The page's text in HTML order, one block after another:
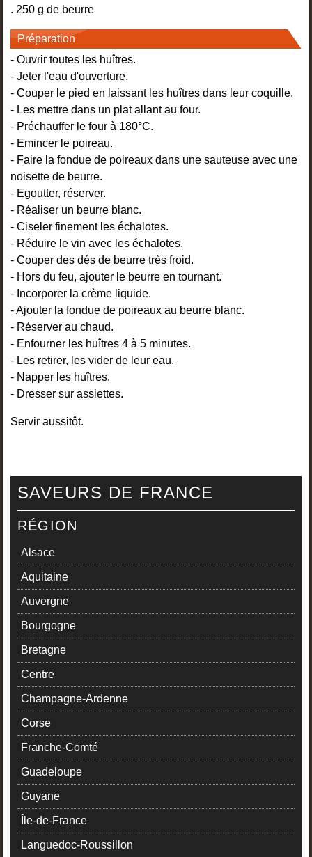
. 250 g de beurre
Préparation
- Ouvrir toutes les huîtres.
- Jeter l'eau d'ouverture.
- Couper le pied en laissant les huîtres dans leur coquille.
- Les mettre dans un plat allant au four.
- Préchauffer le four à 180°C.
- Emincer le poireau.
- Faire la fondue de poireaux dans une sauteuse avec une
noisette de beurre.
- Egoutter, réserver.
- Réaliser un beurre blanc.
- Ciseler finement les échalotes.
- Réduire le vin avec les échalotes.
- Couper des dés de beurre très froid.
- Hors du feu, ajouter le beurre en tournant.
- Incorporer la crème liquide.
- Ajouter la fondue de poireaux au beurre blanc.
- Réserver au chaud.
- Enfourner les huîtres 4 à 5 minutes.
- Les retirer, les vider de leur eau.
- Napper les huîtres.
- Dresser sur assiettes.
Servir aussitôt.
SAVEURS DE FRANCE
RÉGION
Alsace
Aquitaine
Auvergne
Bourgogne
Bretagne
Centre
Champagne-Ardenne
Corse
Franche-Comté
Guadeloupe
Guyane
Île-de-France
Languedoc-Roussillon